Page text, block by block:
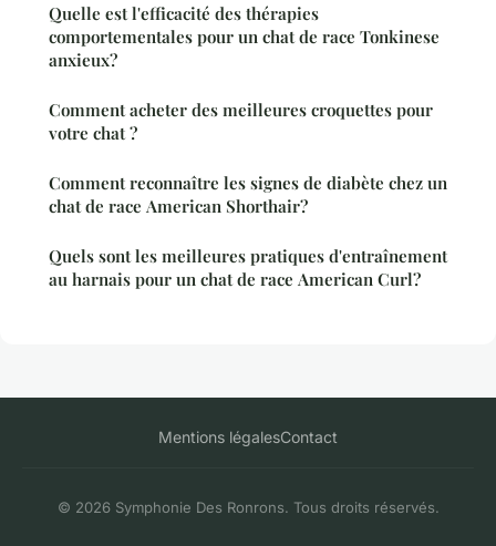
Quelle est l'efficacité des thérapies
comportementales pour un chat de race Tonkinese
anxieux?
Comment acheter des meilleures croquettes pour
votre chat ?
Comment reconnaître les signes de diabète chez un
chat de race American Shorthair?
Quels sont les meilleures pratiques d'entraînement
au harnais pour un chat de race American Curl?
Mentions légalesContact
© 2026 Symphonie Des Ronrons. Tous droits réservés.